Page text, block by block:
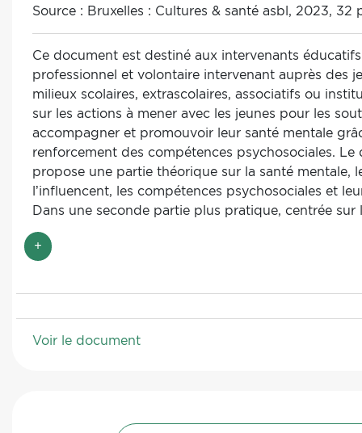
Source : Bruxelles : Cultures & santé asbl, 2023, 32
Ce document est destiné aux intervenants
professionnel et volontaire intervenant auprès des
milieux scolaires, extrascolaires, associatifs ou
sur les actions à mener avec les jeunes pour les
accompagner et promouvoir leur santé mentale
renforcement des compétences psychosociales. Le
propose une partie théorique sur la santé mentale,
l’influencent, les compétences psychosociales et
Dans une seconde partie plus pratique, centrée sur
des compétences psychosociales, les auteurs
ressources, des outils et des références utiles pour
+
Voir le document